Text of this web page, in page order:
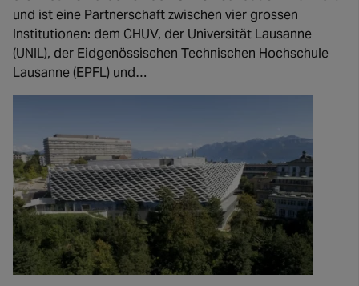
und ist eine Partnerschaft zwischen vier grossen
Institutionen: dem CHUV, der Universität Lausanne
(UNIL), der Eidgenössischen Technischen Hochschule
Lausanne (EPFL) und…